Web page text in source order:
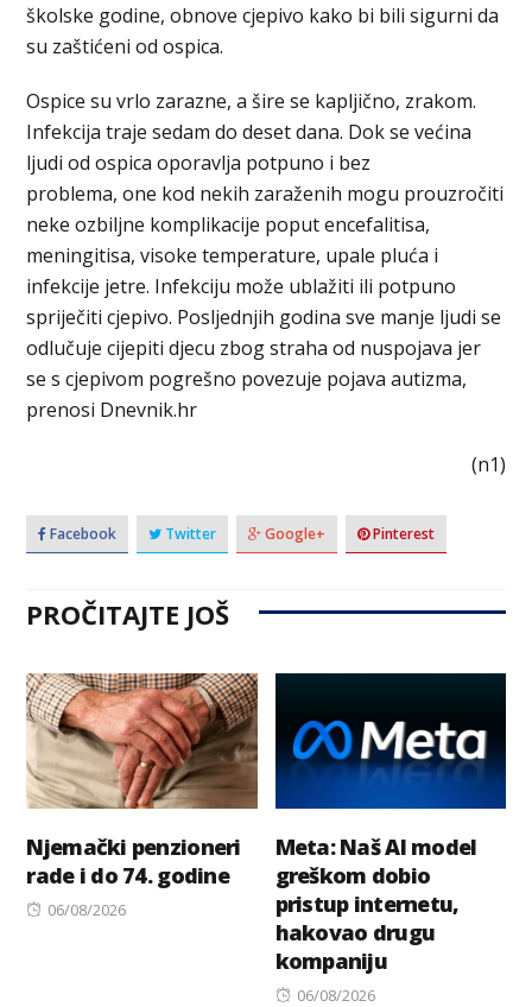
školske godine, obnove cjepivo kako bi bili sigurni da
su zaštićeni od ospica.
Ospice su vrlo zarazne, a šire se kapljično, zrakom.
Infekcija traje sedam do deset dana. Dok se većina
ljudi od ospica oporavlja potpuno i bez
problema, one kod nekih zaraženih mogu prouzročiti
neke ozbiljne komplikacije poput encefalitisa,
meningitisa, visoke temperature, upale pluća i
infekcije jetre. Infekciju može ublažiti ili potpuno
spriječiti cjepivo. Posljednjih godina sve manje ljudi se
odlučuje cijepiti djecu zbog straha od nuspojava jer
se s cjepivom pogrešno povezuje pojava autizma,
prenosi Dnevnik.hr
(n1)
Facebook Twitter Google+ Pinterest
PROČITAJTE JOŠ
Njemački penzioneri
rade i do 74. godine
Posted
06/08/2026
Meta: Naš AI model
greškom dobio
pristup internetu,
hakovao drugu
kompaniju
Posted
06/08/2026